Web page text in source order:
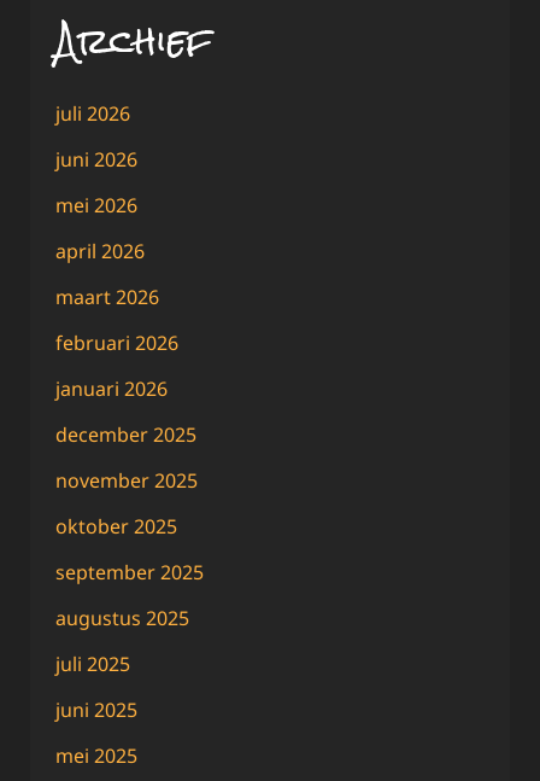
Archief
juli 2026
juni 2026
mei 2026
april 2026
maart 2026
februari 2026
januari 2026
december 2025
november 2025
oktober 2025
september 2025
augustus 2025
juli 2025
juni 2025
mei 2025